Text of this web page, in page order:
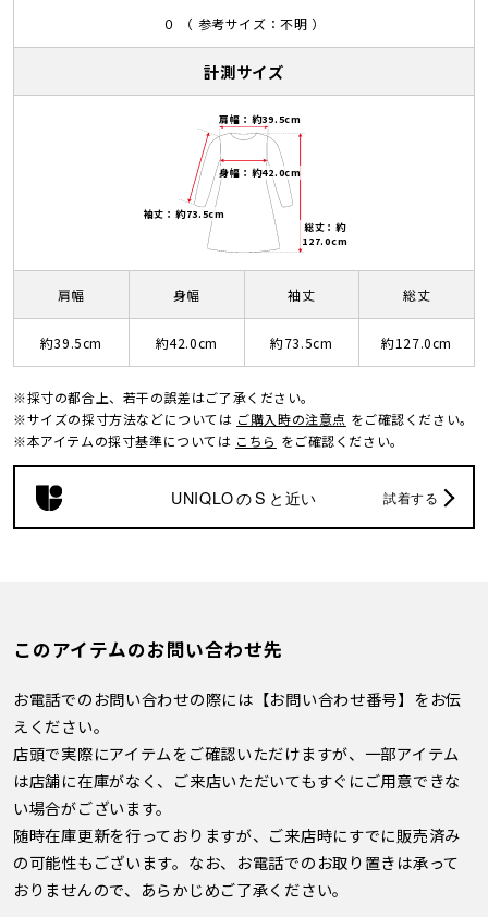
０ （ 参考サイズ：不明 ）
計測サイズ
肩幅：約39.5cm
身幅：約42.0cm
袖丈：約73.5cm
総丈：約
127.0cm
肩幅
約39.5cm
身幅
約42.0cm
袖丈
約73.5cm
総丈
約127.0cm
※採寸の都合上、若干の誤差はご了承ください。
※サイズの採寸方法などについては ご購入時の注意点 をご確認ください。
※本アイテムの採寸基準については こちら をご確認ください。
UNIQLOのS と近い 試着する
このアイテムのお問い合わせ先
お電話でのお問い合わせの際には【お問い合わせ番号】をお伝
えください。
店頭で実際にアイテムをご確認いただけますが、一部アイテム
は店舗に在庫がなく、ご来店いただいてもすぐにご用意できな
い場合がございます。
随時在庫更新を行っておりますが、ご来店時にすでに販売済み
の可能性もございます。なお、お電話でのお取り置きは承って
おりませんので、あらかじめご了承ください。